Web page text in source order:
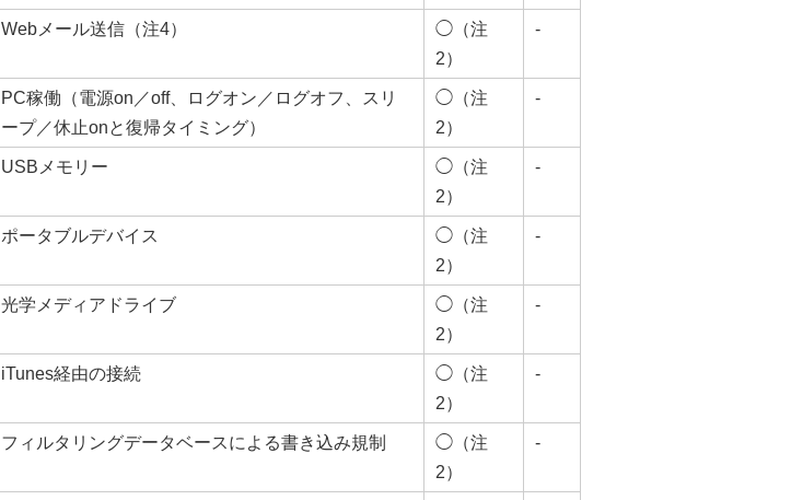
Webメール送信（注4）
◯（注
2）
-
PC稼働（電源on／off、ログオン／ログオフ、スリ
ープ／休止onと復帰タイミング）
◯（注
2）
-
USBメモリー
◯（注
2）
-
ポータブルデバイス
◯（注
2）
-
光学メディアドライブ
◯（注
2）
-
iTunes経由の接続
◯（注
2）
-
フィルタリングデータベースによる書き込み規制
◯（注
2）
-